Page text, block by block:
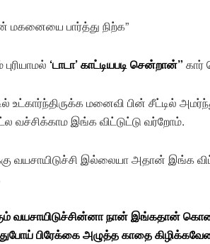
மகனையை பார்த்து நிற்க”
‘டாடா’ காட்டியபடி சென்றான்” கார்
உட்கார்ந்திருக்க மனைவி பின் சீட்டில்
வச்சிக்காம இங்க விட்டுட்டு வர்றோம்.
வயசாயிடுச்சி இல்லையா அதான் இங்க
வயசாயிடுச்சின்னா நான் இங்கதான்
பிரேக்கை அழுத்த காதை